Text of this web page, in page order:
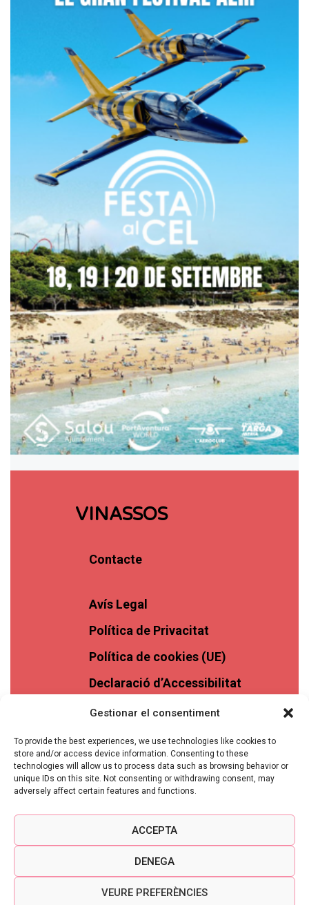
Gestionar el consentiment
To provide the best experiences, we use technologies like cookies to
store and/or access device information. Consenting to these
technologies will allow us to process data such as browsing behavior or
unique IDs on this site. Not consenting or withdrawing consent, may
adversely affect certain features and functions.
ACCEPTA
DENEGA
VEURE PREFERÈNCIES
VINASSOS
Contacte
Avís Legal
Política de Privacitat
Política de cookies (UE)
Declaració d’Accessibilitat
VINASSOS © 2026 TOTS ELS DRETS RESERVATS -